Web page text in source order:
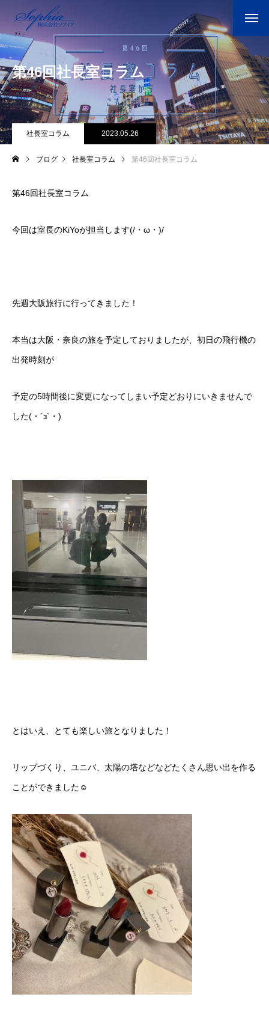
第46回社長室コラム
社長室コラム 2023.05.26
ブログ 社長室コラム 第46回社長室コラム
第46回社長室コラム
今回は室長のKiYoが担当します(/・ω・)/
先週大阪旅行に行ってきました！
本当は大阪・奈良の旅を予定しておりましたが、初日の飛行機の
出発時刻が
予定の5時間後に変更になってしまい予定どおりにいきませんで
した(・´з`・)
とはいえ、とても楽しい旅となりました！
リップづくり、ユニバ、太陽の塔などなどたくさん思い出を作る
ことができました☺